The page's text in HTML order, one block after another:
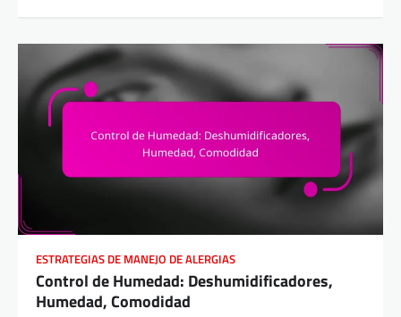
ESTRATEGIAS DE MANEJO DE ALERGIAS
Control de Humedad: Deshumidificadores,
Humedad, Comodidad